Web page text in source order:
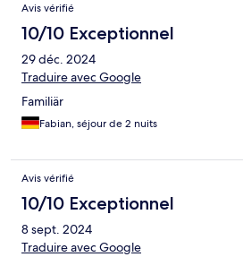
Avis vérifié
10/10 Exceptionnel
29 déc. 2024
Traduire avec Google
Familiär
Fabian, séjour de 2 nuits
Avis vérifié
10/10 Exceptionnel
8 sept. 2024
Traduire avec Google